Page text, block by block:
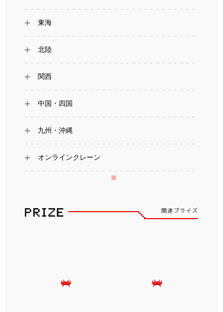
東海
北陸
関西
中国・四国
九州・沖縄
オンラインクレーン
関連プライズ